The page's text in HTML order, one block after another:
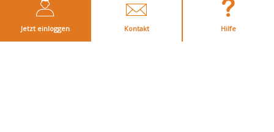
Jetzt einloggen Kontakt Hilfe